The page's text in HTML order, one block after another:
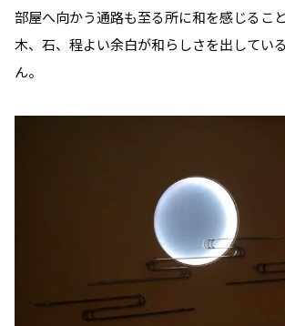
部屋へ向かう通路も至る所に和を感じるこ
木、石、程よい余白が和らしさを出してい
ん。